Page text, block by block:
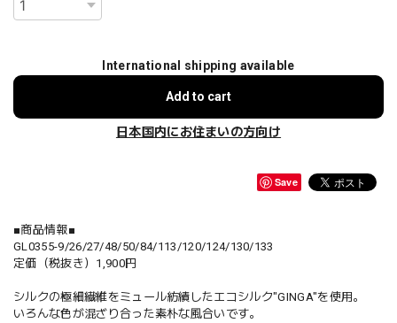
International shipping available
Add to cart
日本国内にお住まいの方向け
Save
■商品情報■
GL0355-9/26/27/48/50/84/113/120/124/130/133
定価（税抜き）1,900円
シルクの極細繊維をミュール紡績したエコシルク"GINGA"を使用。
いろんな色が混ざり合った素朴な風合いです。